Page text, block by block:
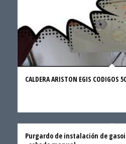
CALDERA ARISTON EGIS CODIGOS
Purgardo de instalación de